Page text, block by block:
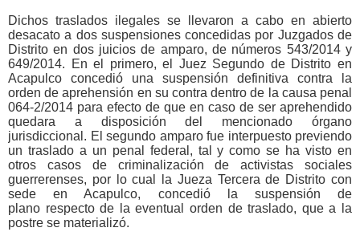
Dichos traslados ilegales se llevaron a cabo en abierto
desacato a dos suspensiones concedidas por Juzgados de
Distrito en dos juicios de amparo, de números 543/2014 y
649/2014. En el primero, el Juez Segundo de Distrito en
Acapulco concedió una suspensión definitiva contra la
orden de aprehensión en su contra dentro de la causa penal
064-2/2014 para efecto de que en caso de ser aprehendido
quedara a disposición del mencionado órgano
jurisdiccional. El segundo amparo fue interpuesto previendo
un traslado a un penal federal, tal ycomo se ha visto en
otros casos de criminalización de activistas sociales
guerrerenses, por lo cual la Jueza Tercera de Distrito con
sede en Acapulco, concedió la suspensión de
plano respecto de la eventual orden de traslado, que a la
postre se materializó.